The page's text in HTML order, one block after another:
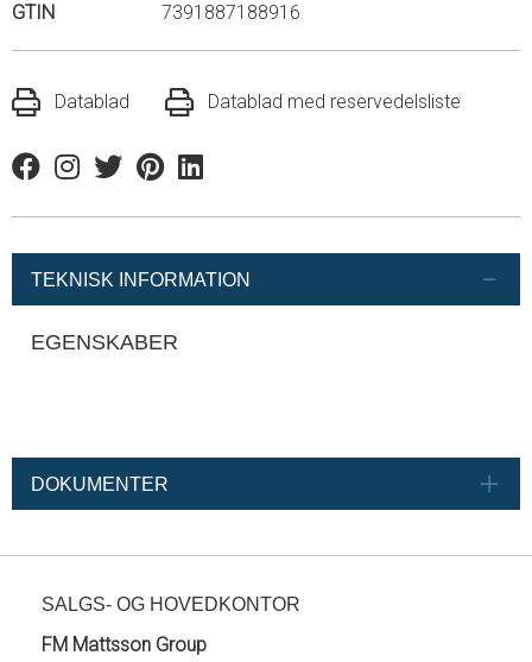
GTIN
7391887188916
Datablad Datablad med reservedelsliste
FacebookInstagram
TwitterPinterestLinkedin
TEKNISK INFORMATION
EGENSKABER
DOKUMENTER
SALGS- OG HOVEDKONTOR
FM Mattsson Group